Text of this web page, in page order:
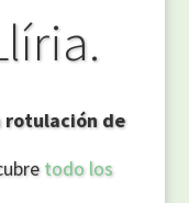
rotulación de
todo los